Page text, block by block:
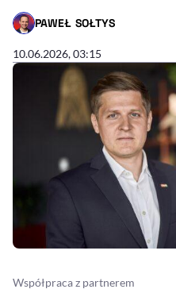
PAWEŁ SOŁTYS
- AUTOR ARTYKUŁU - PROFIL
10.06.2026, 03:15
Współpraca z partnerem